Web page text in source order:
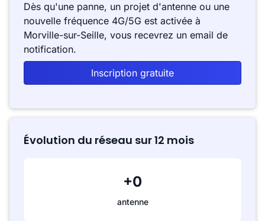
Dès qu'une panne, un projet d'antenne ou une
nouvelle fréquence 4G/5G est activée à
Morville-sur-Seille, vous recevrez un email de
notification.
Inscription gratuite
Évolution du réseau sur 12 mois
+0
antenne